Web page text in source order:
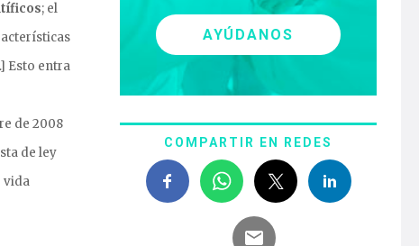
; el
Esto entra
de 2008
de ley
vida
AYÚDANOS
COMPARTIR EN REDES